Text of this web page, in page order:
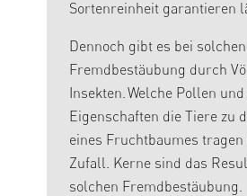
Sortenreinheit garantieren
Dennoch gibt es bei
Fremdbestäubung durch
Insekten. Welche Pollen
Eigenschaften die Tiere zu
eines Fruchtbaumes
Zufall. Kerne sind das
solchen Fremdbestäubung.